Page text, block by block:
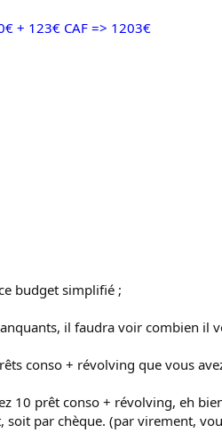
+ 123€ CAF => 1203€
budget simplifié ;
il faudra voir combien il
conso + révolving que vous
10 prêt conso + révolving, eh
soit par chèque. (par virement,